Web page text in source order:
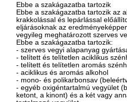
Ebbe a szakágazatba tartozik
Ebbe a szakágazatba tartozik az
krakkolással és lepárlással
eljárásoknak az
vegyileg meghatározott szerves
Ebbe a szakágazatba tartozik:
- szerves vegyi alapanyag
- telített és telítetlen aciklikus
- telített és telítetlen aromás
- aciklikus és aromás alkohol
- mono- és polikarbonsav
- egyéb oxigéntartalmú vegyület
ketont, a kinont) és a két vagy